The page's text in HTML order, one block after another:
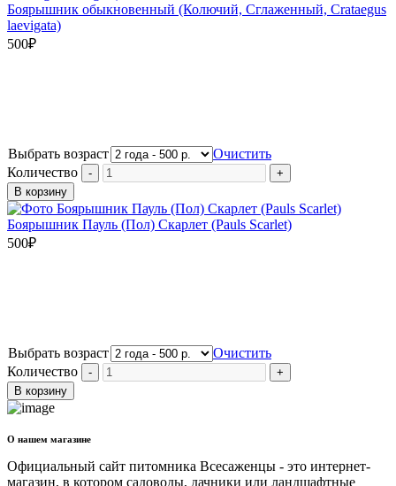
Боярышник обыкновенный (Колючий, Сглаженный, Crataegus
laevigata)
500₽
Выбрать возраст
Очистить
Количество
В корзину
Боярышник Пауль (Пол) Скарлет (Pauls Scarlet)
500₽
Выбрать возраст
Очистить
Количество
В корзину
О нашем магазине
Официальный сайт питомника Всесаженцы - это интернет-
магазин, в котором садоводы, дачники или ландшафтные